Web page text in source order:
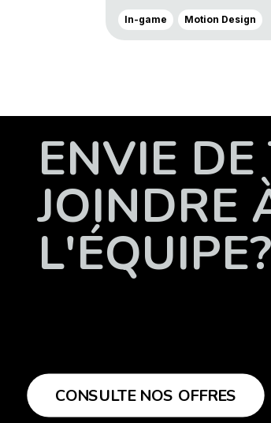
In-game Motion Design
ENVIE DE
JOINDRE
L'ÉQUIPE?
CONSULTE NOS OFFRES